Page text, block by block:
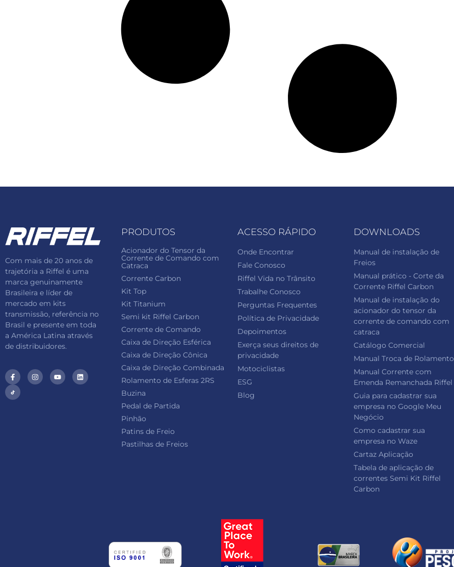
Com mais de 20 anos de
trajetória a Riffel é uma
marca genuinamente
Brasileira e líder de
mercado em kits
transmissão, referência no
Brasil e presente em toda
a América Latina através
de distribuidores.
PRODUTOS
Acionador do Tensor da
Corrente de Comando com
Catraca
Corrente Carbon
Kit Top
Kit Titanium
Semi kit Riffel Carbon
Corrente de Comando
Caixa de Direção Esférica
Caixa de Direção Cônica
Caixa de Direção Combinada
Rolamento de Esferas 2RS
Buzina
Pedal de Partida
Pinhão
Patins de Freio
Pastilhas de Freios
ACESSO RÁPIDO
Onde Encontrar
Fale Conosco
Riffel Vida no Trânsito
Trabalhe Conosco
Perguntas Frequentes
Política de Privacidade
Depoimentos
Exerça seus direitos de
privacidade
Motociclistas
ESG
Blog
DOWNLOADS
Manual de instalação de
Freios
Manual prático - Corte da
Corrente Riffel Carbon
Manual de instalação do
acionador do tensor da
corrente de comando com
catraca
Catálogo Comercial
Manual Troca de Rolamento
Manual Corrente com
Emenda Remanchada Riffel
Guia para cadastrar sua
empresa no Google Meu
Negócio
Como cadastrar sua
empresa no Waze
Cartaz Aplicação
Tabela de aplicação de
correntes Semi Kit Riffel
Carbon